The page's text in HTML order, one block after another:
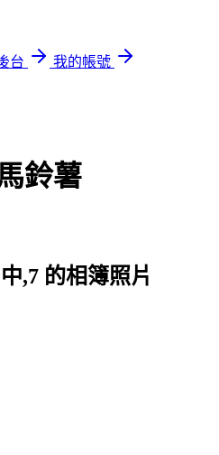
台
我的帳號
鈴薯
,7 的相簿照片